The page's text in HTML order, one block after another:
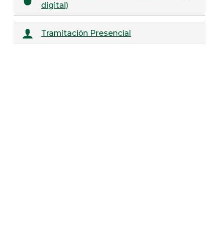
digital)
Tramitación Presencial